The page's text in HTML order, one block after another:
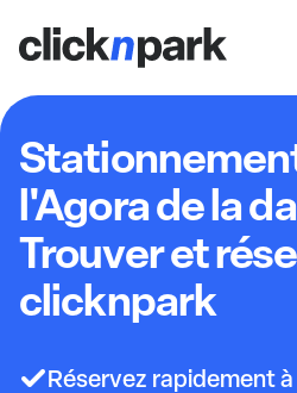
l'Agora de la
Trouver et
clicknpark
Réservez rapidement